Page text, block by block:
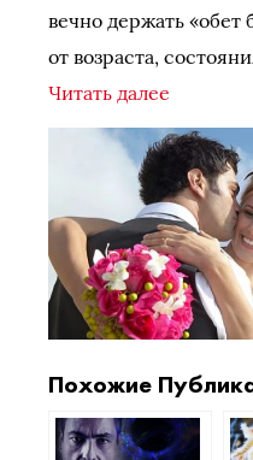
вечно держать «обет
от возраста,
Читать далее
Похожие